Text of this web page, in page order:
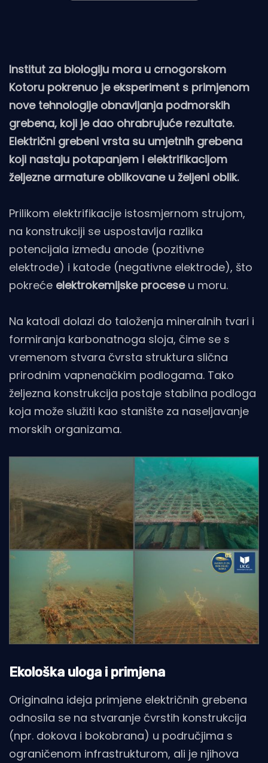
Institut za biologiju mora u crnogorskom
Kotoru pokrenuo je eksperiment s primjenom
nove tehnologije obnavljanja podmorskih
grebena, koji je dao ohrabrujuće rezultate.
Električni grebeni vrsta su umjetnih grebena
koji nastaju potapanjem i elektrifikacijom
željezne armature oblikovane u željeni oblik.
Prilikom elektrifikacije istosmjernom strujom,
na konstrukciji se uspostavlja razlika
potencijala između anode (pozitivne
elektrode) i katode (negativne elektrode), što
pokreće elektrokemijske proceseu moru.
Na katodi dolazi do taloženja mineralnih tvari i
formiranja karbonatnoga sloja, čime se s
vremenom stvara čvrsta struktura slična
prirodnim vapnenačkim podlogama. Tako
željezna konstrukcija postaje stabilna podloga
koja može služiti kao stanište za naseljavanje
morskih organizama.
Ekološka uloga i primjena
Originalna ideja primjene električnih grebena
odnosila se na stvaranje čvrstih konstrukcija
(npr. dokova i bokobrana) u područjima s
ograničenom infrastrukturom, ali je njihova